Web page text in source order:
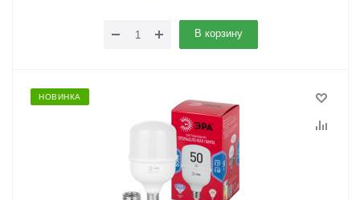
В корзину
НОВИНКА